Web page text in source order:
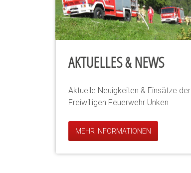
AKTUELLES & NEWS
Aktuelle Neuigkeiten & Einsätze der
Freiwilligen Feuerwehr Unken
MEHR INFORMATIONEN